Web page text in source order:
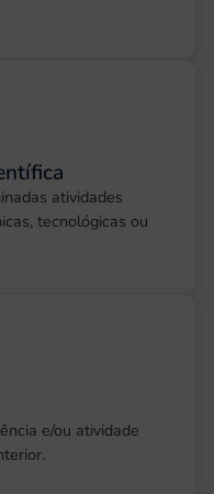
atividades
tecnológicas ou
e/ou atividade